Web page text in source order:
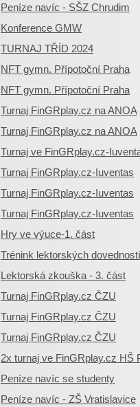
Peníze navíc - SŠZ Chrudim
Konference GMW
TURNAJ TŘÍD 2024
NFT gymn. Přípotoční Praha
NFT gymn. Přípotoční Praha
Turnaj FinGRplay.cz na ANOA
Turnaj FinGRplay.cz na ANOA
Turnaj ve FinGRplay.cz-
Turnaj FinGRplay.cz-Iuventas
Turnaj FinGRplay.cz-Iuventas
Turnaj FinGRplay.cz-Iuventas
Hry ve výuce-1. část
Trénink lektorských
Lektorská zkouška - 3. část
Turnaj FinGRplay.cz ČZU
Turnaj FinGRplay.cz ČZU
Turnaj FinGRplay.cz ČZU
2x turnaj ve FinGRplay.cz HŠ
Peníze navíc se studenty
Peníze navíc - ZŠ Vratislavice